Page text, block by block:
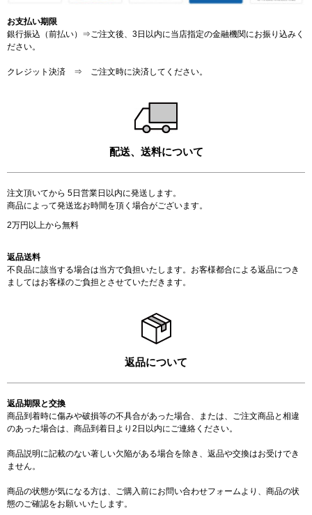
お支払い期限
銀行振込（前払い）⇒ご注文後、3日以内に当店指定の金融機関にお振り込みく
ださい。
クレジット決済 ⇒ ご注文時に決済してください。
配送、送料について
注文頂いてから 5日営業日以内に発送します。
商品によって発送迄お時間を頂く場合がございます。
2万円以上から無料
返品送料
不良品に該当する場合は当方で負担いたします。お客様都合による返品につき
ましてはお客様のご負担とさせていただきます。
返品について
返品期限と交換
商品到着時に傷みや破損等の不具合があった場合、または、ご注文商品と相違
のあった場合は、商品到着日より2日以内にご連絡ください。
商品説明に記載のない著しい欠陥がある場合を除き、返品や交換はお受けでき
ません。
商品の状態が気になる方は、ご購入前にお問い合わせフォーム より、商品の状
態のご確認をお願いいたします。